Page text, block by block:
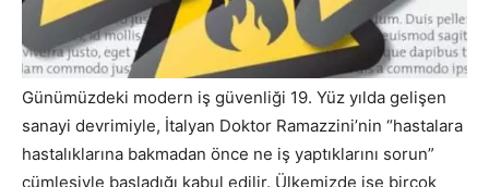
Günümüzdeki modern iş güvenliği 19. Yüz yılda gelişen
sanayi devrimiyle, İtalyan Doktor Ramazzini’nin “hastalara
hastalıklarına bakmadan önce ne iş yaptıklarını sorun”
cümlesiyle başladığı kabul edilir. Ülkemizde ise birçok